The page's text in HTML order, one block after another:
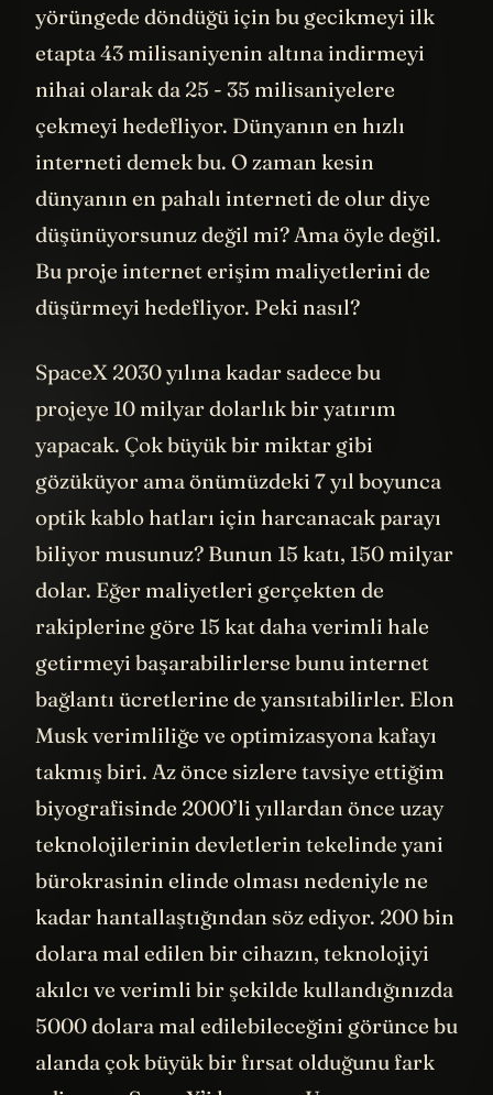
Starlink uyduları 550 km gibi çok alçak bir
yörüngede döndüğü için bu gecikmeyi ilk
etapta 43 milisaniyenin altına indirmeyi
nihai olarak da 25 - 35 milisaniyelere
çekmeyi hedefliyor. Dünyanın en hızlı
interneti demek bu. O zaman kesin
dünyanın en pahalı interneti de olur diye
düşünüyorsunuz değil mi? Ama öyle değil.
Bu proje internet erişim maliyetlerini de
SpaceX 2030 yılına kadar sadece bu
projeye 10 milyar dolarlık bir yatırım
yapacak. Çok büyük bir miktar gibi
gözüküyor ama önümüzdeki 7 yıl boyunca
optik kablo hatları için harcanacak parayı
biliyor musunuz? Bunun 15 katı, 150 milyar
dolar. Eğer maliyetleri gerçekten de
rakiplerine göre 15 kat daha verimli hale
getirmeyi başarabilirlerse bunu internet
bağlantı ücretlerine de yansıtabilirler. Elon
Musk verimliliğe ve optimizasyona kafayı
takmış biri. Az önce sizlere tavsiye ettiğim
biyografisinde 2000’li yıllardan önce uzay
teknolojilerinin devletlerin tekelinde yani
bürokrasinin elinde olması nedeniyle ne
kadar hantallaştığından söz ediyor. 200 bin
dolara mal edilen bir cihazın, teknolojiyi
akılcı ve verimli bir şekilde kullandığınızda
5000 dolara mal edilebileceğini görünce bu